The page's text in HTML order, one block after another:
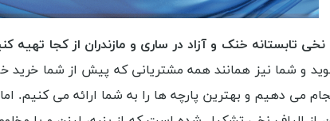
تابستانه خنک و آزاد در ساری و مازندران از کجا تهیه
و شما نیز همانند همه مشتریانی که پیش از شما خرید
می دهیم و بهترین پارچه ها را به شما ارائه می کنیم. اما